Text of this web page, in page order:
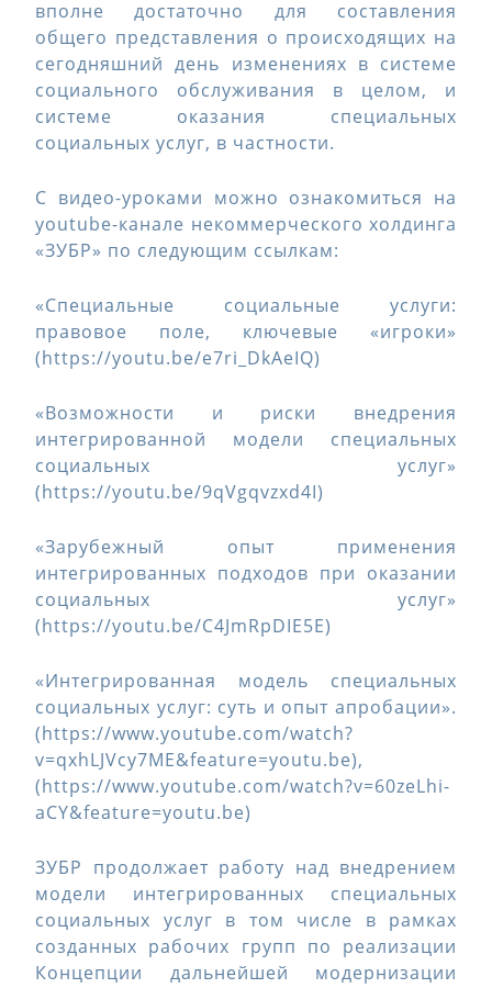
вполне достаточно для составления
общего представления о происходящих на
сегодняшний день изменениях в системе
социального обслуживания в целом, и
системе оказания специальных
социальных услуг, в частности.
С видео-уроками можно ознакомиться на
youtube-канале некоммерческого холдинга
«ЗУБР» по следующим ссылкам:
«Специальные социальные услуги:
правовое поле, ключевые «игроки»
(https://youtu.be/e7ri_DkAeIQ)
«Возможности и риски внедрения
интегрированной модели специальных
социальных услуг»
(https://youtu.be/9qVgqvzxd4I)
«Зарубежный опыт применения
интегрированных подходов при оказании
социальных услуг»
(https://youtu.be/C4JmRpDIE5E)
«Интегрированная модель специальных
социальных услуг: суть и опыт апробации».
(https://www.youtube.com/watch?
v=qxhLJVcy7ME&feature=youtu.be),
(https://www.youtube.com/watch?v=60zeLhi-
aCY&feature=youtu.be)
ЗУБР продолжает работу над внедрением
модели интегрированных специальных
социальных услуг в том числе в рамках
созданных рабочих групп по реализации
Концепции дальнейшей модернизации